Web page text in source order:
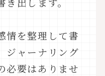
情を整理して書
ジャーナリング
必要はありませ